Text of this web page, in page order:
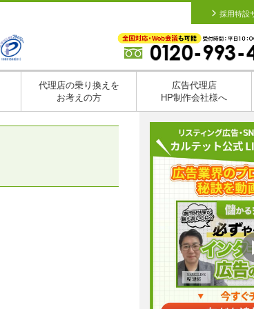
採用特設
代理店の乗り換えを
お考えの方
広告代理店
HP制作会社様へ